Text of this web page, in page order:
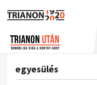
egyesülés